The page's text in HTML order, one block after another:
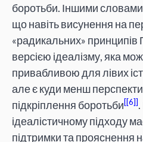
боротьби. Іншими
що навіть висунення на
«радикальних» принципів
версією ідеалізму, яка
привабливою для лівих
але є куди менш
підкріплення боротьби [6]
ідеалістичному підходу
підтримки та прояснення